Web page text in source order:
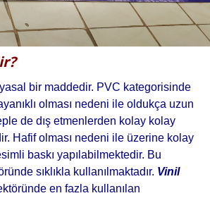
bir maddedir. PVC kategorisinde
olması nedeni ile oldukça uzun
de dış etmenlerden kolay kolay
Hafif olması nedeni ile üzerine kolay
baskı yapılabilmektedir. Bu
sıklıkla kullanılmaktadır. Vinil
en fazla kullanılan